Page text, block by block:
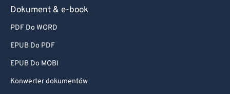
Dokument & e-book
PDF Do WORD
EPUB Do PDF
EPUB Do MOBI
Konwerter dokumentów